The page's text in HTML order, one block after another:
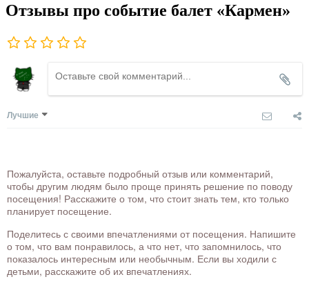
Отзывы про событие балет «Кармен»
Лучшие
Пожалуйста, оставьте подробный отзыв или комментарий,
чтобы другим людям было проще принять решение по поводу
посещения! Расскажите о том, что стоит знать тем, кто только
планирует посещение.
Поделитесь с своими впечатлениями от посещения. Напишите
о том, что вам понравилось, а что нет, что запомнилось, что
показалось интересным или необычным. Если вы ходили с
детьми, расскажите об их впечатлениях.